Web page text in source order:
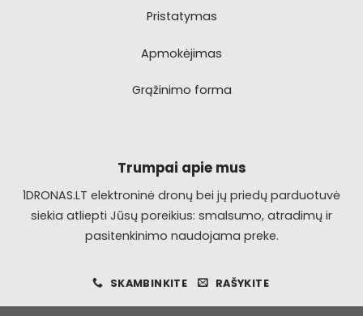
Pristatymas
Apmokėjimas
Grąžinimo forma
Trumpai apie mus
1DRONAS.LT elektroninė dronų bei jų priedų parduotuvė
siekia atliepti Jūsų poreikius: smalsumo, atradimų ir
pasitenkinimo naudojama preke.
SKAMBINKITE RAŠYKITE